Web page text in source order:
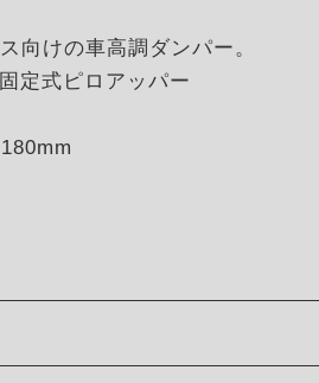
向けの車高調ダンパー。
定式ピロアッパー